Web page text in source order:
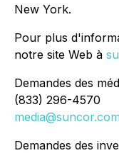
New York.
Pour plus
notre site Web à
Demandes des
(833) 296-4570
media@suncor.com
Demandes des